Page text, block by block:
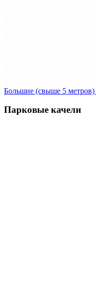
Большие (свыше 5 метров)
Парковые качели